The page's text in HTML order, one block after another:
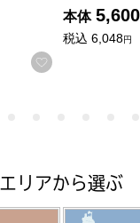
お気に入りに
本体 5,600
税込 6,048円
エリアから選ぶ